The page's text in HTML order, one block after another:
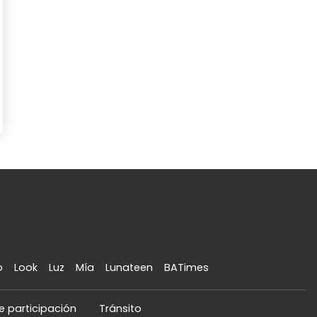
Look Luz Mía Lunateen BATimes
participación Tránsito